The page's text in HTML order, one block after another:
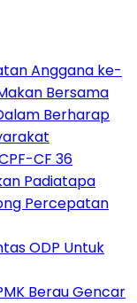
Anggana ke-
Bersama
Berharap
CF 36
Padiatapa
Percepatan
ODP Untuk
Berau Gencar